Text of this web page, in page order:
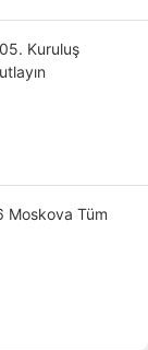
Kuruluş
Moskova Tüm